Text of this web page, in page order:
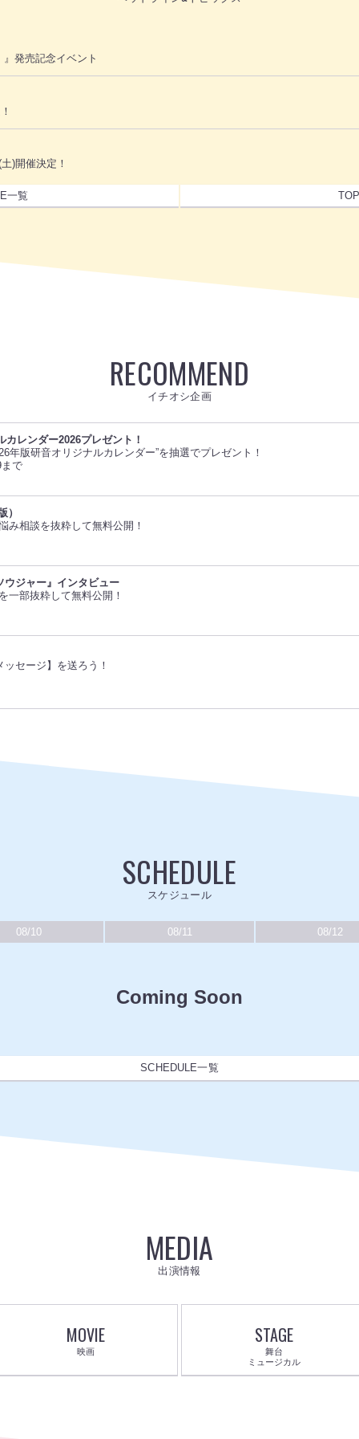
発売記念イベント
)開催決定！
一覧
RECOMMEND
イチオシ企画
レンダー2026プレゼント！
年版研音オリジナルカレンダー”を抽選でプレゼント！
で
）
み相談を抜粋して無料公開！
ウジャー』インタビュー
一部抜粋して無料公開！
セージ】を送ろう！
SCHEDULE
スケジュール
08/10 08/11 08/12
Coming Soon
SCHEDULE一覧
MEDIA
出演情報
MOVIE
映画
STAGE
舞台
ミュージカル